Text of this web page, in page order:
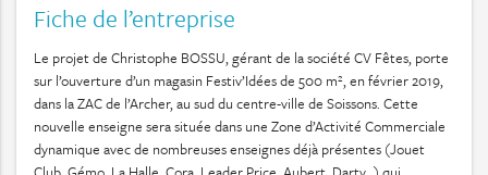
Fiche de l’entreprise
Le projet de Christophe BOSSU, gérant de la société CV Fêtes, porte
sur l’ouverture d’un magasin Festiv’Idées de 500 m², en février 2019,
dans la ZAC de l’Archer, au sud du centre-ville de Soissons. Cette
nouvelle enseigne sera située dans une Zone d’Activité Commerciale
dynamique avec de nombreuses enseignes déjà présentes (Jouet